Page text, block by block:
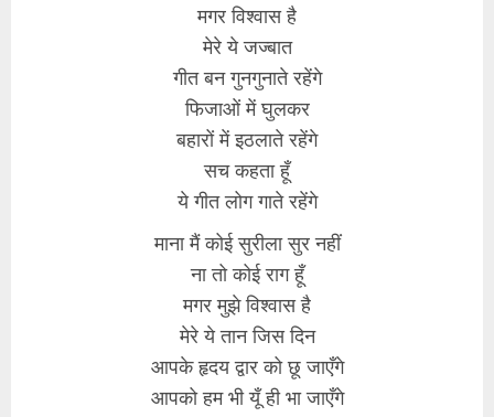
मगर विश्वास है
मेरे ये जज्बात
गीत बन गुनगुनाते रहेंगे
फिजाओं में घुलकर
बहारों में इठलाते रहेंगे
सच कहता हूँ
ये गीत लोग गाते रहेंगे
माना मैं कोई सुरीला सुर नहीं
ना तो कोई राग हूँ
मगर मुझे विश्वास है
मेरे ये तान जिस दिन
आपके हृदय द्वार को छू जाएँगे
आपको हम भी यूँ ही भा जाएँगे